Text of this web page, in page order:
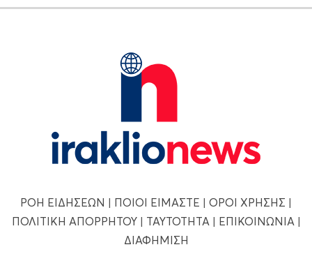
ΡΟΗ ΕΙΔΗΣΕΩΝ | ΠΟΙΟΙ ΕΙΜΑΣΤΕ | ΟΡΟΙ ΧΡΗΣΗΣ |
ΠΟΛΙΤΙΚΗ ΑΠΟΡΡΗΤΟΥ| ΤΑΥΤΟΤΗΤΑ| ΕΠΙΚΟΙΝΩΝΙΑ|
ΔΙΑΦΗΜΙΣΗ